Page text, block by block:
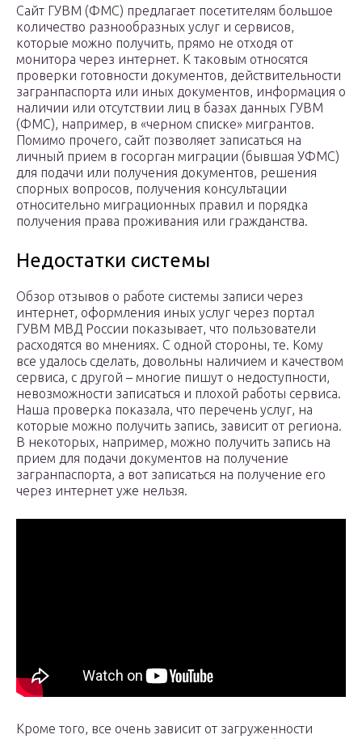
Сайт ГУВМ (ФМС) предлагает посетителям большое
количество разнообразных услуг и сервисов,
которые можно получить, прямо не отходя от
монитора через интернет. К таковым относятся
проверки готовности документов, действительности
загранпаспорта или иных документов, информация о
наличии или отсутствии лиц в базах данных ГУВМ
(ФМС), например, в «черном списке» мигрантов.
Помимо прочего, сайт позволяет записаться на
личный прием в госорган миграции (бывшая УФМС)
для подачи или получения документов, решения
спорных вопросов, получения консультации
относительно миграционных правил и порядка
получения права проживания или гражданства.
Недостатки системы
Обзор отзывов о работе системы записи через
интернет, оформления иных услуг через портал
ГУВМ МВД России показывает, что пользователи
расходятся во мнениях. С одной стороны, те. Кому
все удалось сделать, довольны наличием и качеством
сервиса, с другой – многие пишут о недоступности,
невозможности записаться и плохой работы сервиса.
Наша проверка показала, что перечень услуг, на
которые можно получить запись, зависит от региона.
В некоторых, например, можно получить запись на
прием для подачи документов на получение
загранпаспорта, а вот записаться на получение его
через интернет уже нельзя.
Кроме того, все очень зависит от загруженности